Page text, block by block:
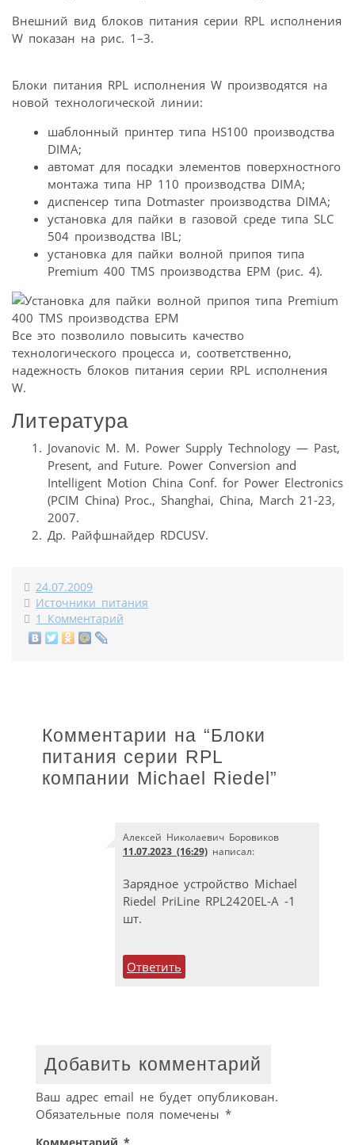
Внешний вид блоков питания серии RPL исполнения
W показан на рис. 1–3.
Блоки питания RPL исполнения W производятся на
новой технологической линии:
шаблонный принтер типа HS100 производства
DIMA;
автомат для посадки элементов поверхностного
монтажа типа HP 110 производства DIMA;
диспенсер типа Dotmaster производства DIMA;
установка для пайки в газовой среде типа SLC
504 производства IBL;
установка для пайки волной припоя типа
Premium 400 TMS производства EPM (рис. 4).
Все это позволило повысить качество
технологического процесса и, соответственно,
надежность блоков питания серии RPL исполнения
W.
Литература
Jovanovic M. M. Power Supply Technology — Past,
Present, and Future. Power Conversion and
Intelligent Motion China Conf. for Power Electronics
(PCIM China) Proc., Shanghai, China, March 21-23,
2007.
Др. Райфшнайдер RDCUSV.
24.07.2009
Источники питания
1 Комментарий
Комментарии на “ Блоки
питания серии RPL
компании Michael Riedel ”
Алексей Николаевич Боровиков
11.07.2023 (16:29) написал:
Зарядное устройство Michael
Riedel PriLine RPL2420EL-A -1
шт.
Ответить
Добавить комментарий
Ваш адрес email не будет опубликован.
Обязательные поля помечены *